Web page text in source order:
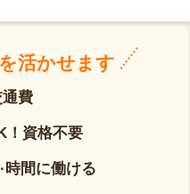
を活かせます
費
！資格不要
時間に働ける